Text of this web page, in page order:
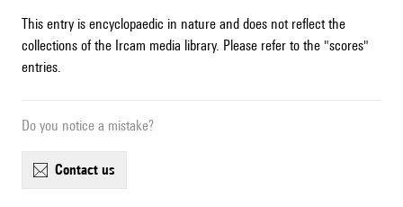
This entry is encyclopaedic in nature and does not reflect the
collections of the Ircam media library. Please refer to the "scores"
entries.
Do you notice a mistake?
contact us